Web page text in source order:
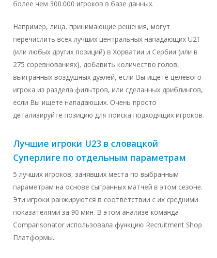
более чем 300.000 игроков в базе данных.
Например, лица, принимающие решения, могут
перечислить всех лучших центральных нападающих U21
(или любых других позиций) в Хорватии и Сербии (или в
275 соревнованиях), добавить количество голов,
выигранных воздушных дуэлей, если Вы ищете целевого
игрока из раздела фильтров, или сделанных дриблингов,
если Вы ищете нападающих. Очень просто
детализируйте позицию для поиска подходящих игроков.
Лучшие игроки U23 в словацкой
Суперлиге по отдельным параметрам
5 лучших игроков, занявших места по выбранным
параметрам на основе сыгранных матчей в этом сезоне.
Эти игроки ранжируются в соответствии с их средними
показателями за 90 мин. В этом анализе команда
Comparisonator использовала функцию Recruitment Shop
Платформы.